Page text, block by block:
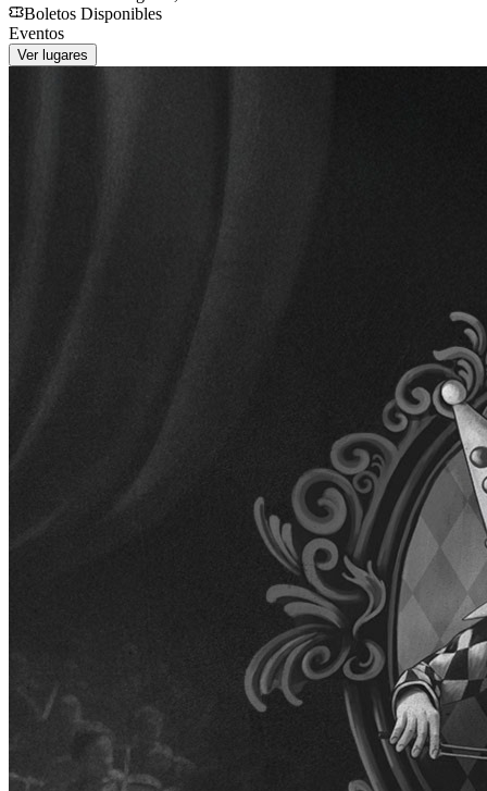
Boletos Disponibles
Eventos
Ver lugares